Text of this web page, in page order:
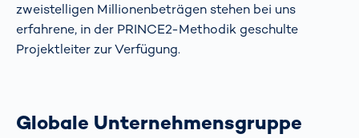
zweistelligen Millionenbeträgen stehen bei uns
erfahrene, in der PRINCE2-Methodik geschulte
Projektleiter zur Verfügung.
Globale Unternehmensgruppe